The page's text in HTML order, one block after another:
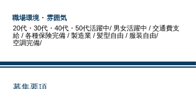
職場環境・雰囲気
20代・30代・40代・50代活躍中/ 男女活躍中 / 交通費支
給 / 各種保険完備 / 製造業 / 髪型自由 / 服装自由/
空調完備/